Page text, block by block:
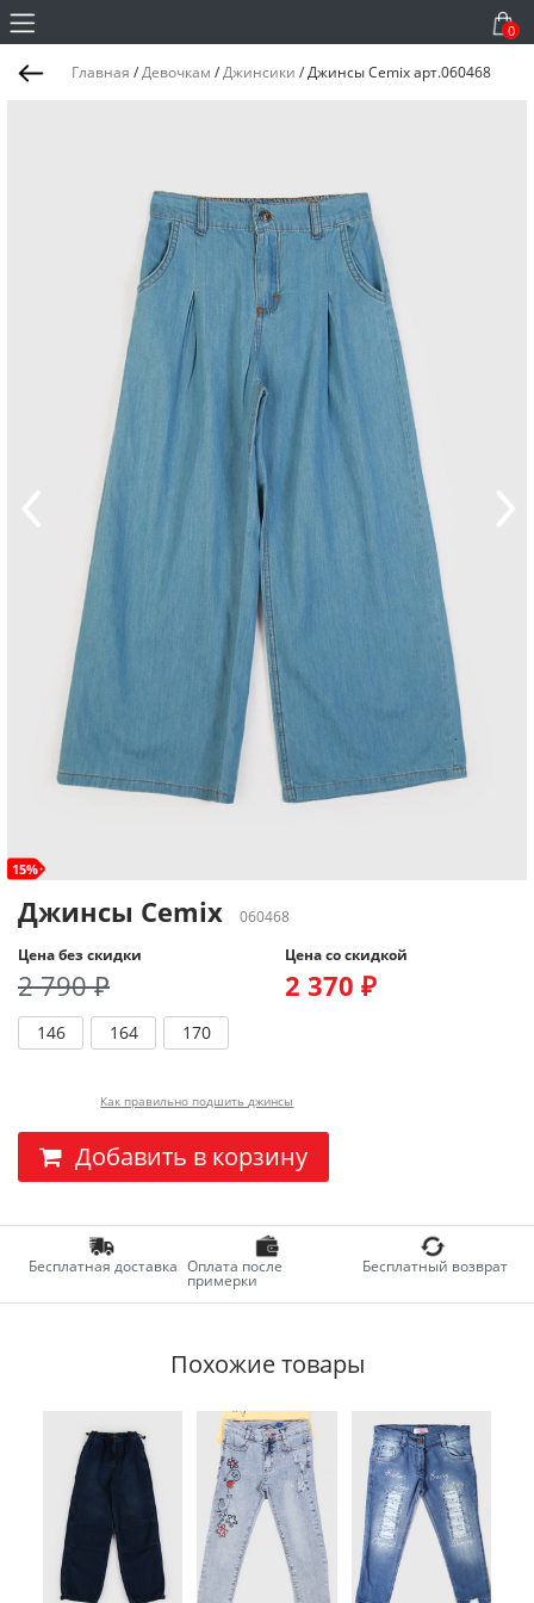
0
Главная /Девочкам /Джинсики /Джинсы Cemix арт.060468
15%
Джинсы Cemix
060468
Цена без скидки
2 790 ₽
Цена со скидкой
2 370 ₽
146 164 170
Как правильно подшить джинсы
Добавить в корзину
Бесплатная доставка Оплата после
примерки
Бесплатный возврат
Похожие товары